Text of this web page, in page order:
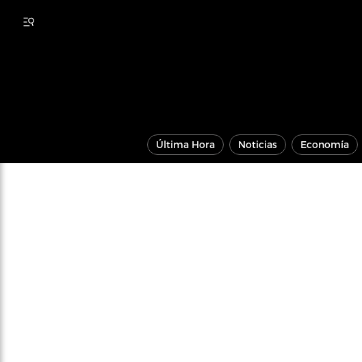
Última Hora Noticias Economía